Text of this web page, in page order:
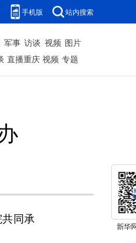
手机版 站内搜索
军事 访谈 视频 图片
直播重庆 视频 专题
同承